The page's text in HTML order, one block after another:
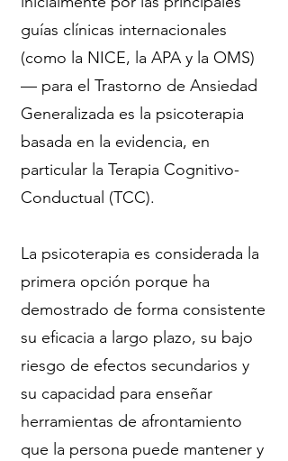
guías clínicas internacionales
(como la NICE, la APA y la OMS)
— para el Trastorno de Ansiedad
Generalizada es la psicoterapia
basada en la evidencia, en
particular la Terapia Cognitivo-
Conductual (TCC).
La psicoterapia es considerada la
primera opción porque ha
demostrado de forma consistente
su eficacia a largo plazo, su bajo
riesgo de efectos secundarios y
su capacidad para enseñar
herramientas de afrontamiento
que la persona puede mantener y